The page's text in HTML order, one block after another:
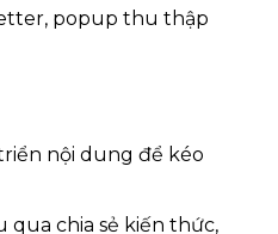
popup thu thập
nội dung để kéo
chia sẻ kiến thức,